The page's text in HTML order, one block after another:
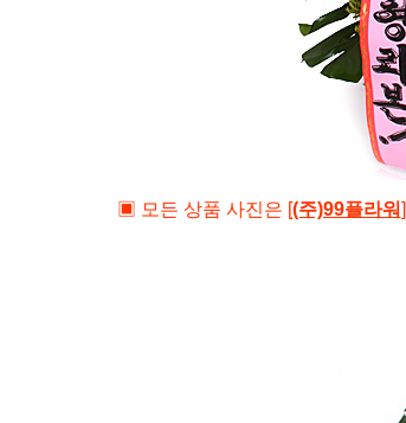
▣ 모든 상품 사진은 [(주)99플라워]